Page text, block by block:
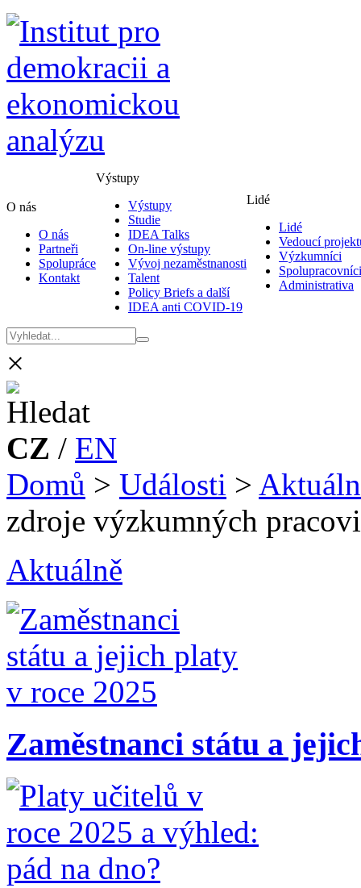
O nás
O nás
Partneři
Spolupráce
Kontakt
Výstupy
Výstupy
Studie
IDEA Talks
On-line výstupy
Vývoj nezaměstnanosti
Talent
Policy Briefs a další
IDEA anti COVID-19
Lidé
Lidé
Vedoucí
Výzkumníci
Spolupracovníci
Administrativa
×
CZ / EN
Domů > Události >
zdroje výzkumných
Aktuálně
Zaměstnanci státu a